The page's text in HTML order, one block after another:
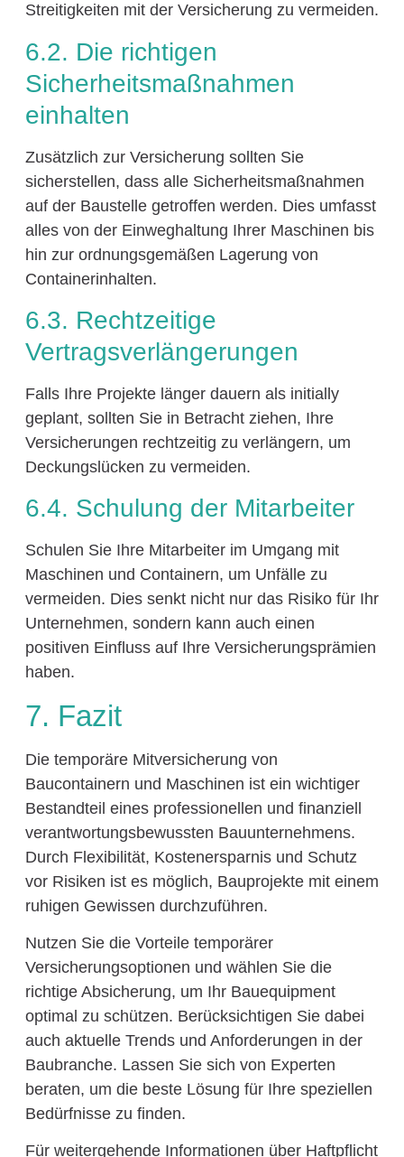
Streitigkeiten mit der Versicherung zu vermeiden.
6.2. Die richtigen
Sicherheitsmaßnahmen
einhalten
Zusätzlich zur Versicherung sollten Sie
sicherstellen, dass alle Sicherheitsmaßnahmen
auf der Baustelle getroffen werden. Dies umfasst
alles von der Einweghaltung Ihrer Maschinen bis
hin zur ordnungsgemäßen Lagerung von
Containerinhalten.
6.3. Rechtzeitige
Vertragsverlängerungen
Falls Ihre Projekte länger dauern als initially
geplant, sollten Sie in Betracht ziehen, Ihre
Versicherungen rechtzeitig zu verlängern, um
Deckungslücken zu vermeiden.
6.4. Schulung der Mitarbeiter
Schulen Sie Ihre Mitarbeiter im Umgang mit
Maschinen und Containern, um Unfälle zu
vermeiden. Dies senkt nicht nur das Risiko für Ihr
Unternehmen, sondern kann auch einen
positiven Einfluss auf Ihre Versicherungsprämien
haben.
7. Fazit
Die temporäre Mitversicherung von
Baucontainern und Maschinen ist ein wichtiger
Bestandteil eines professionellen und finanziell
verantwortungsbewussten Bauunternehmens.
Durch Flexibilität, Kostenersparnis und Schutz
vor Risiken ist es möglich, Bauprojekte mit einem
ruhigen Gewissen durchzuführen.
Nutzen Sie die Vorteile temporärer
Versicherungsoptionen und wählen Sie die
richtige Absicherung, um Ihr Bauequipment
optimal zu schützen. Berücksichtigen Sie dabei
auch aktuelle Trends und Anforderungen in der
Baubranche. Lassen Sie sich von Experten
beraten, um die beste Lösung für Ihre speziellen
Bedürfnisse zu finden.
Für weitergehende Informationen über Haftpflicht